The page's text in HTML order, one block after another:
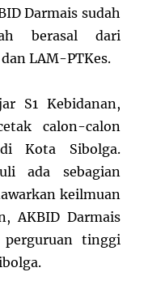
Darmais sudah
berasal dari
LAM-PTKes.
S1 Kebidanan,
calon-calon
Kota Sibolga.
ada sebagian
keilmuan
AKBID Darmais
tinggi